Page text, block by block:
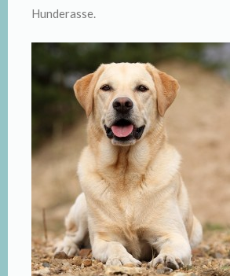
Hunderasse.